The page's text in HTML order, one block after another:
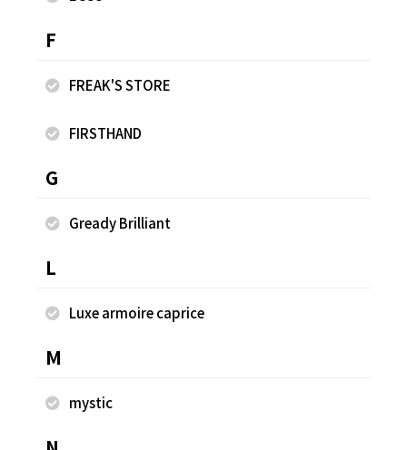
ゴム ●股上深め ●ポケットあり ●お洗濯OK ●表地／レ
ーヨン100％, 裏地／ポリエステル100％
F
FREAK'S STORE
FIRSTHAND
G
Gready Brilliant
L
Luxe armoire caprice
M
mystic